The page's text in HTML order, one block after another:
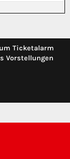
Ticketalarm
Vorstellungen